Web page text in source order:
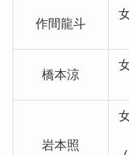
作間龍斗
橋本涼
岩本照